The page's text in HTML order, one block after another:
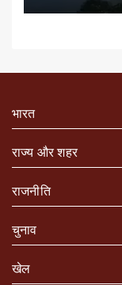
भारत
राज्य और शहर
राजनीति
चुनाव
खेल